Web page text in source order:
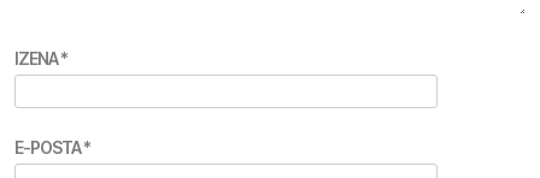
IZENA*
E-POSTA*